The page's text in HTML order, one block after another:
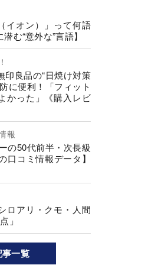
イオン）」って何語
む“意外な”言語】
印良品の“日焼け対策
に便利！「フィット
かった」《購入レビ
報
の50代前半・次長級
口コミ情報データ】
ロアリ・クモ・人間
」
一覧